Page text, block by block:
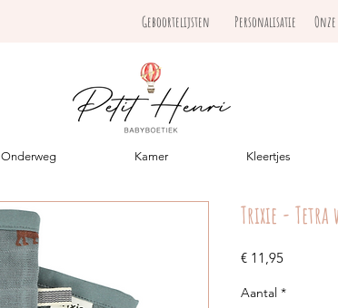
Geboortelijsten Personalisatie
Onderweg Kamer Kleertjes
Trixie - Tetra
€ 11,95Prijs
Aantal *